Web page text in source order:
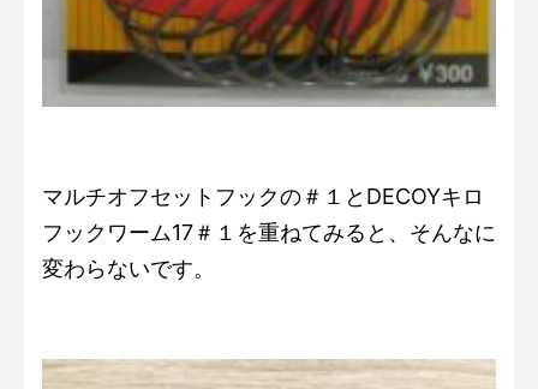
マルチオフセットフックの＃１とDECOYキロ
フックワーム17＃１を重ねてみると、そんなに
変わらないです。